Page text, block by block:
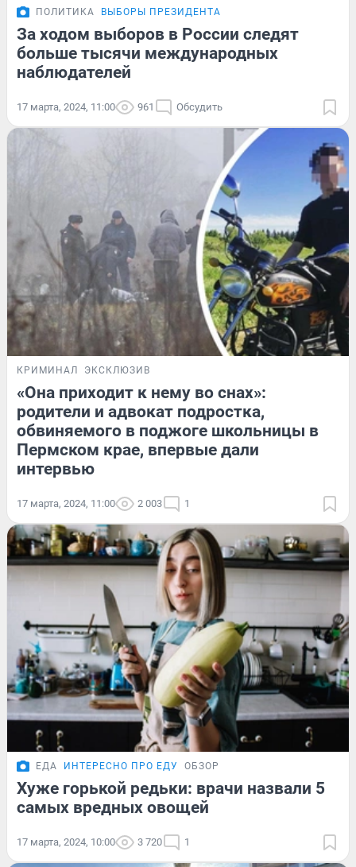
ПОЛИТИКА ВЫБОРЫ ПРЕЗИДЕНТА
За ходом выборов в России следят
больше тысячи международных
наблюдателей
17 марта, 2024, 11:00 961 Обсудить
КРИМИНАЛ ЭКСКЛЮЗИВ
«Она приходит к нему во снах»:
родители и адвокат подростка,
обвиняемого в поджоге школьницы в
Пермском крае, впервые дали
интервью
17 марта, 2024, 11:00 2 003 1
ЕДА ИНТЕРЕСНО ПРО ЕДУ ОБЗОР
Хуже горькой редьки: врачи назвали 5
самых вредных овощей
17 марта, 2024, 10:00 3 720 1